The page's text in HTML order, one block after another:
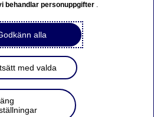
behandlar personuppgifter .
alla
med valda